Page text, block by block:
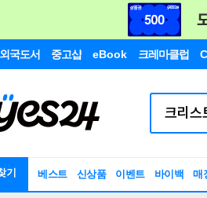
외국도서 중고샵 eBook 크레마클럽
기 베스트 신상품 이벤트 바이백 매